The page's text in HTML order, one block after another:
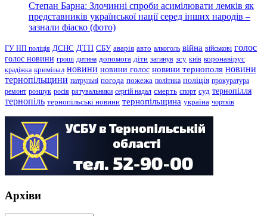
Степан Барна: Злочинні спроби асимілювати лемків як
представників української нації серед інших народів –
зазнали фіаско (фото)
ГУ НП поліція ДСНС ДТП СБУ аварія авто алкоголь війна військові голос
голос новини гроші дитина допомога діти загинув зсу київ коронавірус
крадіжка кримінал новини новини голос новини тернополя новини
тернопільщини патрульні погода пожежа політика поліція прокуратура
ремонт розшук росія рятувальники сергій надал смерть спорт суд тернопілля
тернопіль тернопільські новини тернопільщина україна чортків
Архіви